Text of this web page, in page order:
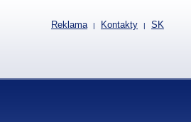
Reklama | Kontakty | SK